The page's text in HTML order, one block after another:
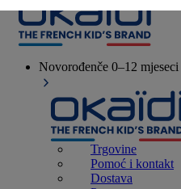
Novorođenče 0–12 mjeseci
Trgovine
Pomoć i kontakt
Dostava